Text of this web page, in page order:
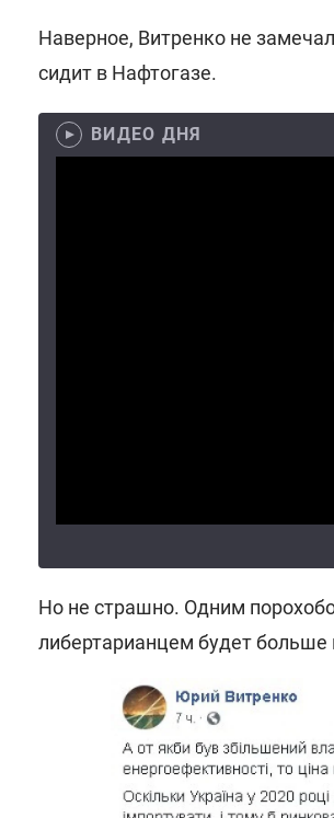
Наверное, Витренко не
сидит в Нафтогазе.
ВИДЕО ДНЯ
Но не страшно. Одним
либертарианцем будет больше